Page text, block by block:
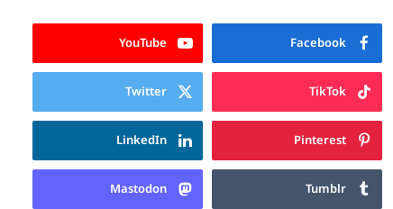
Facebook
YouTube
TikTok
Twitter
Pinterest
LinkedIn
Tumblr
Mastodon